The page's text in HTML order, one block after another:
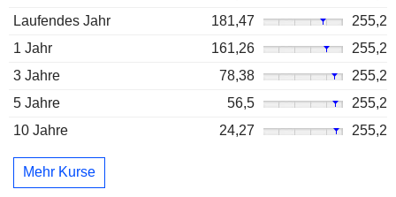
Laufendes Jahr
181,47
255,2
1 Jahr
161,26
255,2
3 Jahre
78,38
255,2
5 Jahre
56,5
255,2
10 Jahre
24,27 255,2
Mehr Kurse